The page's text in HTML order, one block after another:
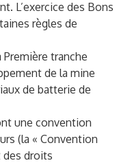
L’exercice des Bons
règles de
tranche
de la mine
de batterie de
une convention
(la « Convention
des droits